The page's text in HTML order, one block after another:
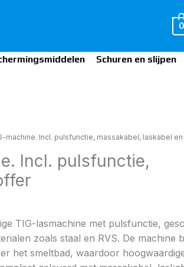
0
Schuren en slijpen
machine. Incl. pulsfunctie, massakabel, laskabel
Incl. pulsfunctie,
TIG-lasmachine met pulsfunctie,
zoals staal en RVS. De machine
het smeltbad, waardoor